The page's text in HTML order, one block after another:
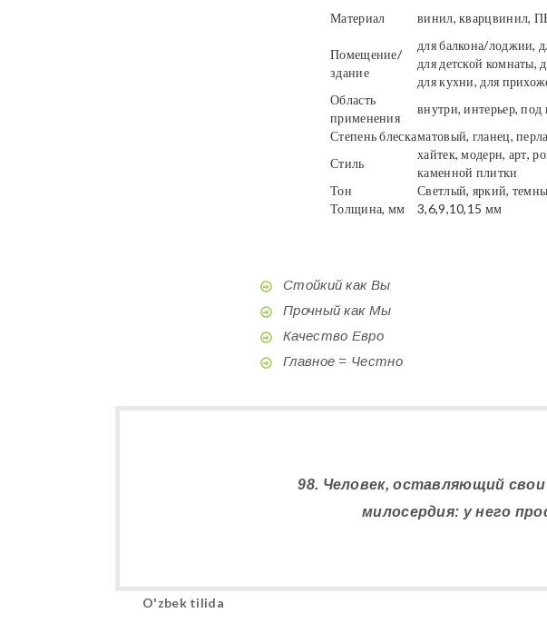
Материал винил, кварцвинил,
Помещение/
здание
для балкона/лоджии,
для детской комнаты,
для кухни, для
Область
применения
внутри, интерьер, под
Степень блескаматовый, гланец,
Стиль
хайтек, модерн, арт,
каменной плитки
Тон
Светлый, яркий,
Толщина, мм
3,6,9,10,15 мм
Стойкий как Вы
Прочный как Мы
Качество Евро
Главное = Честно
98. Человек, оставляющий
милосердия: у него
O'zbek tilida